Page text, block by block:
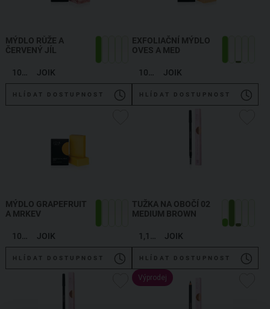
MÝDLO RŮŽE A
ČERVENÝ JÍL
JOIK
HLÍDAT DOSTUPNOST
EXFOLIAČNÍ MÝDLO
OVES A MED
JOIK
HLÍDAT DOSTUPNOST
MÝDLO GRAPEFRUIT
A MRKEV
JOIK
HLÍDAT DOSTUPNOST
TUŽKA NA OBOČÍ 02
MEDIUM BROWN
JOIK
HLÍDAT DOSTUPNOST
Výprodej